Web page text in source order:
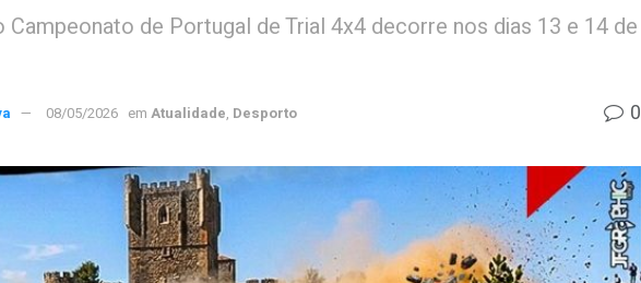
de Portugal de Trial 4x4 decorre nos dias 13 e 14 de
08/05/2026 em Atualidade, Desporto 0